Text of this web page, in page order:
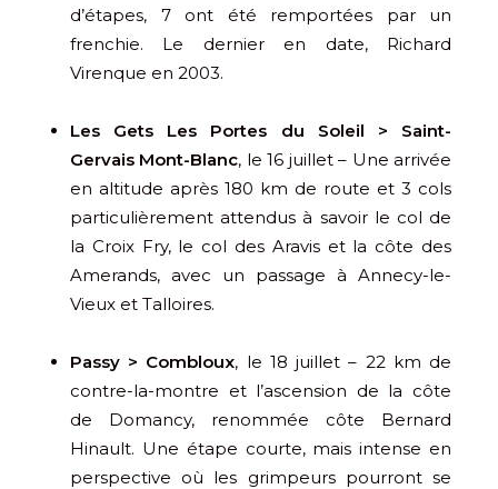
d’étapes, 7 ont été remportées par un
frenchie. Le dernier en date, Richard
Virenque en 2003.
Les Gets Les Portes du Soleil > Saint-
Gervais Mont-Blanc, le 16 juillet – Une arrivée
en altitude après 180 km de route et 3 cols
particulièrement attendus à savoir le col de
la Croix Fry, le col des Aravis et la côte des
Amerands, avec un passage à Annecy-le-
Vieux et Talloires.
Passy > Combloux, le 18 juillet – 22 km de
contre-la-montre et l’ascension de la côte
de Domancy, renommée côte Bernard
Hinault. Une étape courte, mais intense en
perspective où les grimpeurs pourront se